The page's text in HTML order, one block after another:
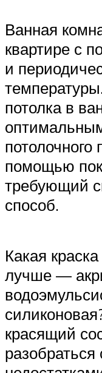
Ванная
квартире с
и
потолка в
помощью
требующий
способ.
Какая
лучше —
красящий